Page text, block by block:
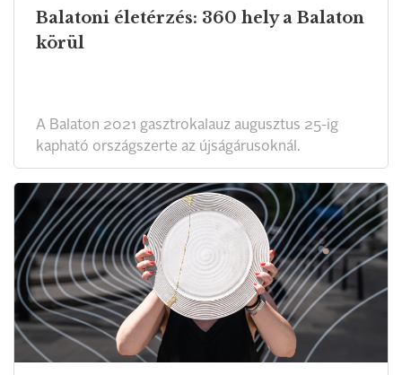
Balatoni életérzés: 360 hely a Balaton
körül
A Balaton 2021 gasztrokalauz augusztus 25-ig
kapható országszerte az újságárusoknál.